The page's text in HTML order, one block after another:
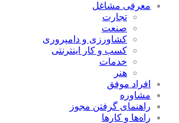
معرفی مشاغل
تجارت
صنعت
كشاورزی و دامپروری
كسب و كار اينترنتی
خدمات
هنر
افراد موفق
مشاوره
راهنمای گرفتن مجوز
راه‌ها و كارها